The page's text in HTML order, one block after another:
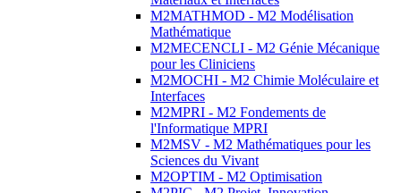
M2MATHMOD - M2 Modélisation
Mathématique
M2MECENCLI - M2 Génie Mécanique
pour les Cliniciens
M2MOCHI - M2 Chimie Moléculaire et
Interfaces
M2MPRI - M2 Fondements de
l'Informatique MPRI
M2MSV - M2 Mathématiques pour les
Sciences du Vivant
M2OPTIM - M2 Optimisation